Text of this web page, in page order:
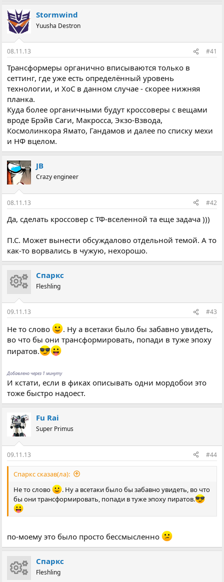
Stormwind
Yuusha Destron
08.11.13 #41
Трансформеры органично вписываются только в
сеттинг, где уже есть определённый уровень
технологии, и ХоС в данном случае - скорее нижняя
планка.
Куда более органичными будут кроссоверы с вещами
вроде Брэйв Саги, Макросса, Экзо-Взвода,
Космолинкора Ямато, Гандамов и далее по списку мехи
и НФ вцелом.
JB
Crazy engineer
08.11.13 #42
Да, сделать кроссовер с ТФ-вселенной та еще задача )))
П.С. Может вынести обсуждалово отдельной темой. А то
как-то ворвались в чужую, нехорошо.
Спаркс
Fleshling
09.11.13 #43
Не то слово
. Ну а всетаки было бы забавно увидеть,
во что бы они трансформировать, попади в туже эпоху
пиратов.
Добавлено через 1 минуту
И кстати, если в фиках описывать одни мордобои это
тоже быстро надоест.
Fu Rai
Super Primus
09.11.13 #44
Спаркс сказав(ла):
Не то слово
. Ну а всетаки было бы забавно увидеть, во что
бы они трансформировать, попади в туже эпоху пиратов.
по-моему это было просто бессмысленно
Спаркс
Fleshling